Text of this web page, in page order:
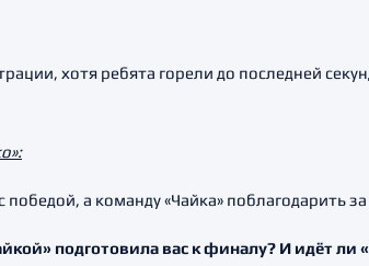
а команду «Чайка» поблагодарить
подготовила вас к финалу? И идёт